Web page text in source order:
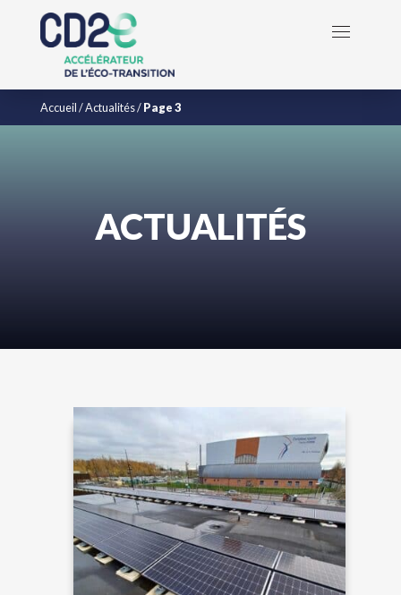
Accueil/Actualités/Page 3
ACTUALITÉS